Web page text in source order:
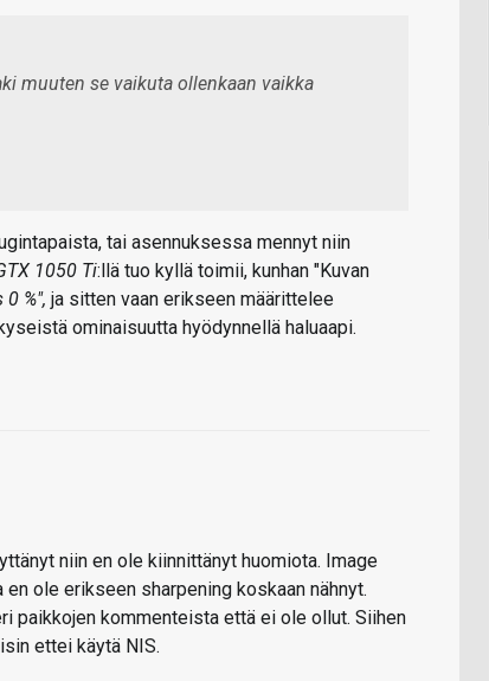
muuten se vaikuta ollenkaan vaikka
tai asennuksessa mennyt niin
1050 Ti:llä tuo kyllä toimii, kunhan "Kuvan
%", ja sitten vaan erikseen määrittelee
ominaisuutta hyödynnellä haluaapi.
niin en ole kiinnittänyt huomiota. Image
ole erikseen sharpening koskaan nähnyt.
paikkojen kommenteista että ei ole ollut. Siihen
ettei käytä NIS.